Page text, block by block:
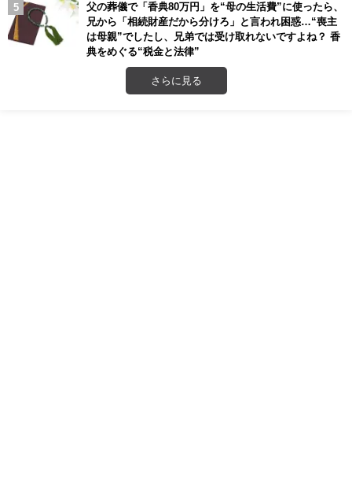
父の葬儀で「香典80万円」を“母の生活費”に使ったら、
兄から「相続財産だから分けろ」と言われ困惑…“喪主
は母親”でしたし、兄弟では受け取れないですよね？ 香
典をめぐる“税金と法律”
さらに見る